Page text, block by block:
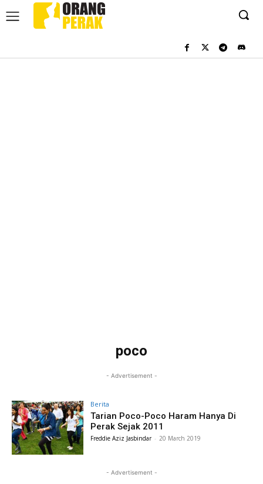
poco
- Advertisement -
Berita
Tarian Poco-Poco Haram Hanya Di
Perak Sejak 2011
Freddie Aziz Jasbindar - 20 March 2019
- Advertisement -